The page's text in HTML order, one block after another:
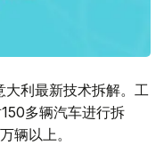
大利最新技术拆解。工
多辆汽车进行拆
辆以上。